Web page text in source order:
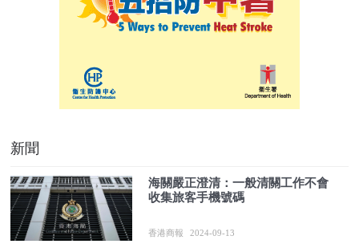
新聞
海關嚴正澄清：一般清關工作不會
收集旅客手機號碼
香港商報 2024-09-13